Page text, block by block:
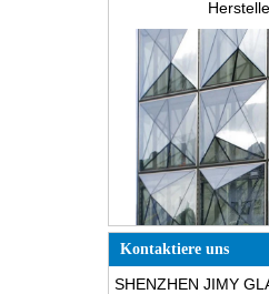
Was ist verdrahtetes
Die
Bauglas
Spezielle
schalldämmende
Kontaktiere uns
SHENZHEN JIMY